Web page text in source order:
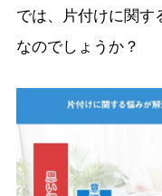
では、片付けに関
なのでしょうか？